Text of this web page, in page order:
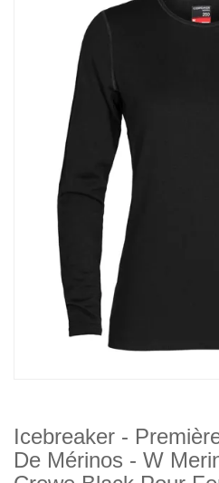
Icebreaker -
De Mérinos - W